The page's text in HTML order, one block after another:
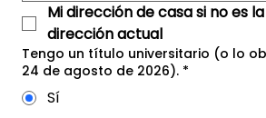
Mi dirección de casa si no es
dirección actual
Tengo un título universitario (o lo
24 de agosto de 2026). *
Sí